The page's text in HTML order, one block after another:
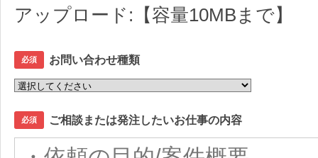
アップロード:【容量10MBまで】
必須 お問い合わせ種類
必須 ご相談または発注したいお仕事の内容